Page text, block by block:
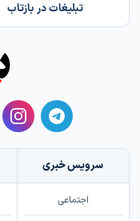
تبلیغات در بازتاب
سرویس خبری
اجتماعی